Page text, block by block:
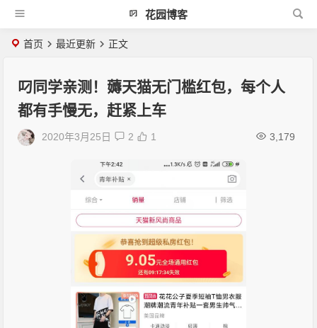
花园博客
首页 最近更新 正文
叼同学亲测！薅天猫无门槛红包，每个人
都有手慢无，赶紧上车
2020年3月25日 2 3,179
1